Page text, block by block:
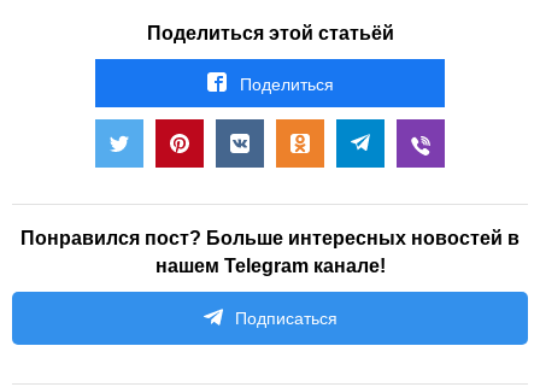
Поделиться этой статьёй
Поделиться
Понравился пост? Больше интересных новостей в
нашем Telegram канале!
Подписаться